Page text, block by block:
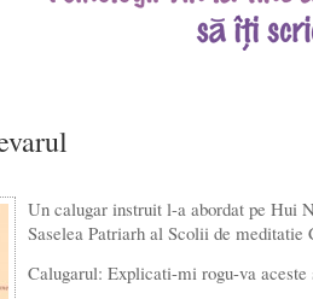
Un calugar instruit l-a abordat pe Hui
Saselea Patriarh al Scolii de meditatie
Calugarul: Explicati-mi rogu-va